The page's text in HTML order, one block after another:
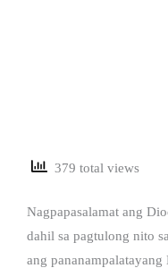
379 total views
Nagpapasalamat ang
dahil sa pagtulong nito
ang